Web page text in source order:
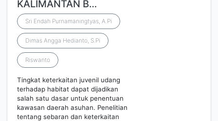
KALIMANTAN B…
Sri Endah Purnamaningtyas, A.Pi
Dimas Angga Hedianto, S.Pi
Riswanto
Tingkat keterkaitan juvenil udang
terhadap habitat dapat dijadikan
salah satu dasar untuk penentuan
kawasan daerah asuhan. Penelitian
tentang sebaran dan keterkaitan